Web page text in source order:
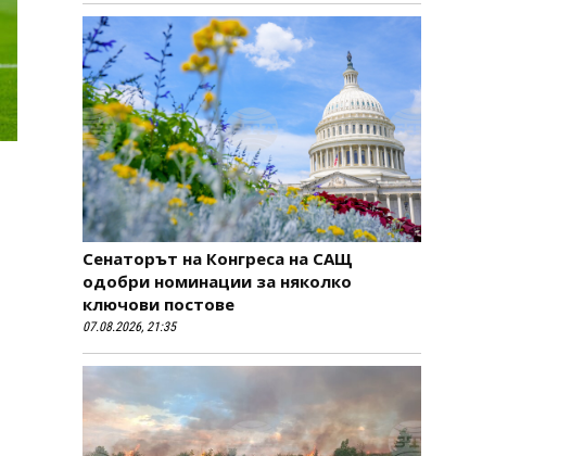
Сенаторът на Конгреса на САЩ
одобри номинации за няколко
ключови постове
07.08.2026, 21:35